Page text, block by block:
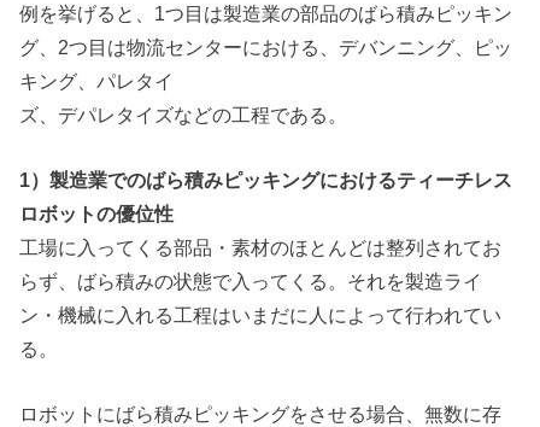
例を挙げると、1つ目は製造業の部品のばら積みピッキン
グ、2つ目は物流センターにおける、デバンニング、ピッ
キング、パレタイ
ズ、デパレタイズなどの工程である。
1）製造業でのばら積みピッキングにおけるティーチレス
ロボットの優位性
工場に入ってくる部品・素材のほとんどは整列されてお
らず、ばら積みの状態で入ってくる。それを製造ライ
ン・機械に入れる工程はいまだに人によって行われてい
る。
ロボットにばら積みピッキングをさせる場合、無数に存